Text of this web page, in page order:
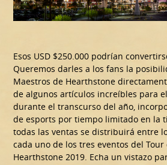
Esos USD $250.000 podrían
Queremos darles a los fans la
Maestros de Hearthstone
de algunos artículos increíbles para
durante el transcurso del año,
de esports por tiempo limitado en la
todas las ventas se distribuirá entre
cada uno de los tres eventos del
Hearthstone 2019. Echa un vistazo